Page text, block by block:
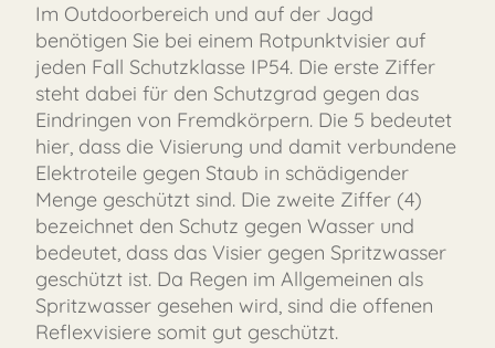
Im Outdoorbereich und auf der Jagd
benötigen Sie bei einem Rotpunktvisier auf
jeden Fall Schutzklasse IP54. Die erste Ziffer
steht dabei für den Schutzgrad gegen das
Eindringen von Fremdkörpern. Die 5 bedeutet
hier, dass die Visierung und damit verbundene
Elektroteile gegen Staub in schädigender
Menge geschützt sind. Die zweite Ziffer (4)
bezeichnet den Schutz gegen Wasser und
bedeutet, dass das Visier gegen Spritzwasser
geschützt ist. Da Regen im Allgemeinen als
Spritzwasser gesehen wird, sind die offenen
Reflexvisiere somit gut geschützt.